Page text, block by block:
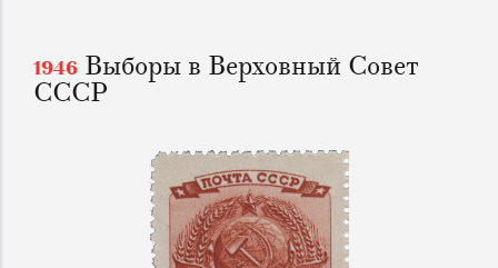
1946 Выборы в Верховный Совет
СССР